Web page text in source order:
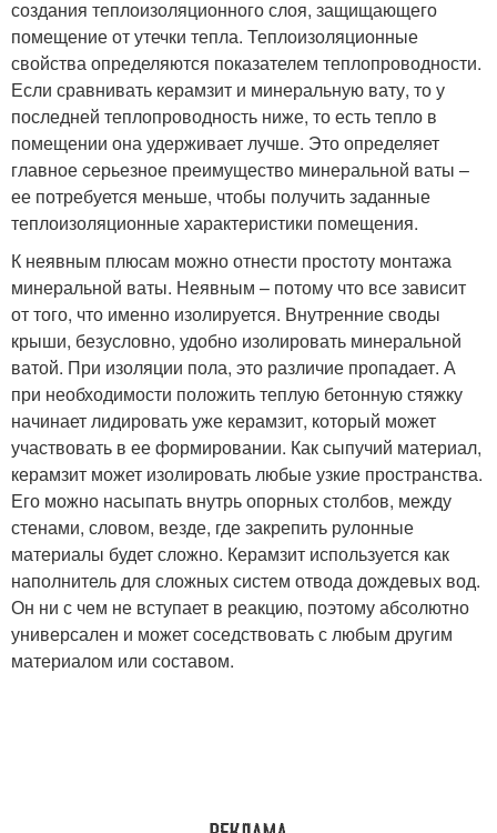
создания теплоизоляционного слоя, защищающего
помещение от утечки тепла. Теплоизоляционные
свойства определяются показателем теплопроводности.
Если сравнивать керамзит и минеральную вату, то у
последней теплопроводность ниже, то есть тепло в
помещении она удерживает лучше. Это определяет
главное серьезное преимущество минеральной ваты –
ее потребуется меньше, чтобы получить заданные
теплоизоляционные характеристики помещения.
К неявным плюсам можно отнести простоту монтажа
минеральной ваты. Неявным – потому что все зависит
от того, что именно изолируется. Внутренние своды
крыши, безусловно, удобно изолировать минеральной
ватой. При изоляции пола, это различие пропадает. А
при необходимости положить теплую бетонную стяжку
начинает лидировать уже керамзит, который может
участвовать в ее формировании. Как сыпучий материал,
керамзит может изолировать любые узкие пространства.
Его можно насыпать внутрь опорных столбов, между
стенами, словом, везде, где закрепить рулонные
материалы будет сложно. Керамзит используется как
наполнитель для сложных систем отвода дождевых вод.
Он ни с чем не вступает в реакцию, поэтому абсолютно
универсален и может соседствовать с любым другим
материалом или составом.